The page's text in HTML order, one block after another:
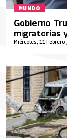
MUNDO
Miércoles, 11 Febrero
Gobierno
migratorias